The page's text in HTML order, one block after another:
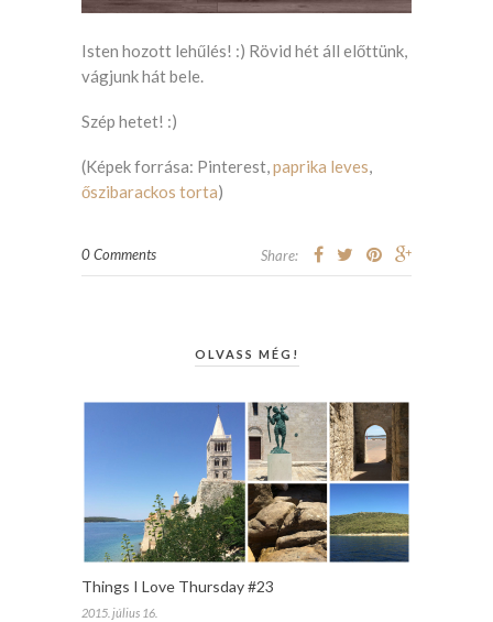
Isten hozott lehűlés! :) Rövid hét áll előttünk,
vágjunk hát bele.
Szép hetet! :)
(Képek forrása: Pinterest,paprika leves,
őszibarackos torta)
0 Comments Share:
OLVASS MÉG!
Things I Love Thursday #23
2015. július 16.